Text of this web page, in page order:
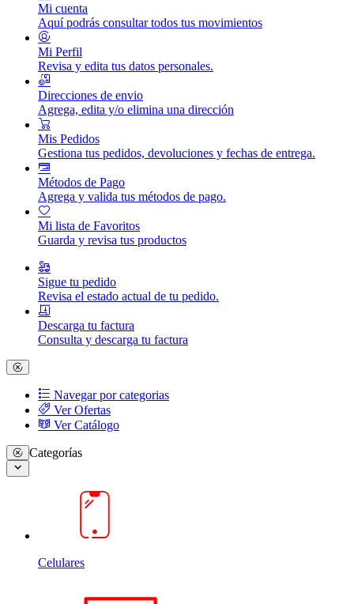
Mi cuenta
Aquí podrás consultar todos tus movimientos
Mi Perfil
Revisa y edita tus datos personales.
Direcciones de envio
Agrega, edita y/o elimina una dirección
Mis Pedidos
Gestiona tus pedidos, devoluciones y fechas de entrega.
Métodos de Pago
Agrega y valida tus métodos de pago.
Mi lista de Favoritos
Guarda y revisa tus productos
Sigue tu pedido
Revisa el estado actual de tu pedido.
Descarga tu factura
Consulta y descarga tu factura
Navegar por categorias
Ver Ofertas
Ver Catálogo
Categorías
Celulares